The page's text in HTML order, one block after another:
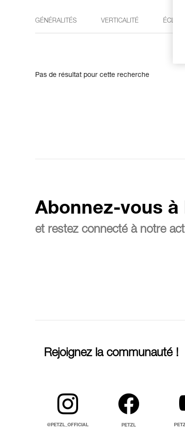
GÉNÉRALITÉS VERTICALITÉ
Pas de résultat pour cette recherche
Abonnez-vous
et restez connecté à notre
Rejoignez la communauté !